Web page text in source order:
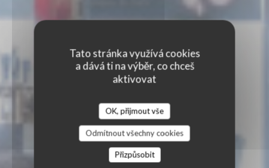
Tato stránka využívá cookies
a dává ti na výběr, co chceš
aktivovat
OK, přijmout vše
Odmítnout všechny cookies
Přizpůsobit